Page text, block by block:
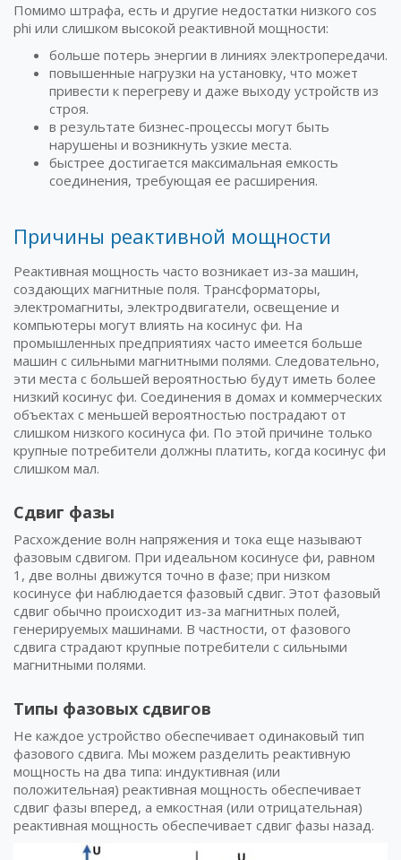
Помимо штрафа, есть и другие недостатки низкого cos
phi или слишком высокой реактивной мощности:
больше потерь энергии в линиях электропередачи.
повышенные нагрузки на установку, что может
привести к перегреву и даже выходу устройств из
строя.
в результате бизнес-процессы могут быть
нарушены и возникнуть узкие места.
быстрее достигается максимальная емкость
соединения, требующая ее расширения.
Причины реактивной мощности
Реактивная мощность часто возникает из-за машин,
создающих магнитные поля. Трансформаторы,
электромагниты, электродвигатели, освещение и
компьютеры могут влиять на косинус фи. На
промышленных предприятиях часто имеется больше
машин с сильными магнитными полями. Следовательно,
эти места с большей вероятностью будут иметь более
низкий косинус фи. Соединения в домах и коммерческих
объектах с меньшей вероятностью пострадают от
слишком низкого косинуса фи. По этой причине только
крупные потребители должны платить, когда косинус фи
слишком мал.
Сдвиг фазы
Расхождение волн напряжения и тока еще называют
фазовым сдвигом. При идеальном косинусе фи, равном
1, две волны движутся точно в фазе; при низком
косинусе фи наблюдается фазовый сдвиг. Этот фазовый
сдвиг обычно происходит из-за магнитных полей,
генерируемых машинами. В частности, от фазового
сдвига страдают крупные потребители с сильными
магнитными полями.
Типы фазовых сдвигов
Не каждое устройство обеспечивает одинаковый тип
фазового сдвига. Мы можем разделить реактивную
мощность на два типа: индуктивная (или
положительная) реактивная мощность обеспечивает
сдвиг фазы вперед, а емкостная (или отрицательная)
реактивная мощность обеспечивает сдвиг фазы назад.